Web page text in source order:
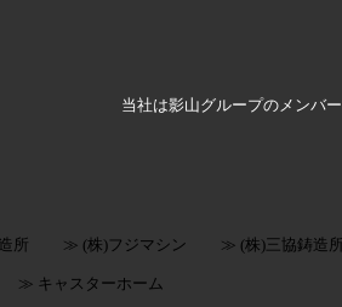
当社は影山グループのメンバー
所 ≫ (株)フジマシン ≫ (株)三協鋳造所
≫ キャスターホーム